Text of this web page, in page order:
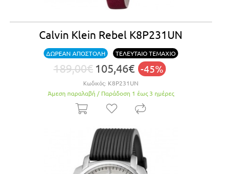
Calvin Klein Rebel K8P231UN
ΔΩΡΕΑΝ ΑΠΟΣΤΟΛΗ ΤΕΛΕΥΤΑΙΟ ΤΕΜΑΧΙΟ
189,00€ 105,46€ -45%
Κωδικός: K8P231UN
Άμεση παραλαβή / Παράδoση 1 έως 3 ημέρες